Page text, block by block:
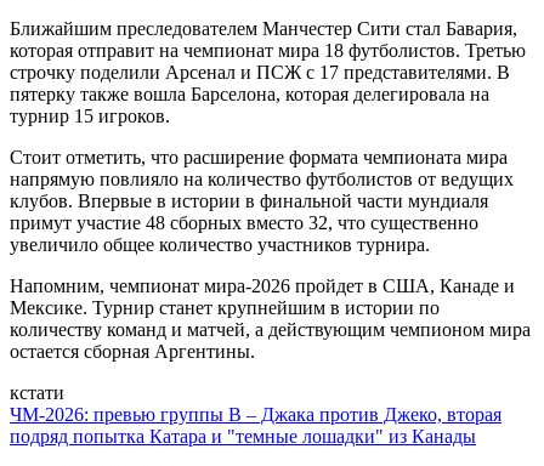
Ближайшим преследователем Манчестер Сити стал Бавария,
которая отправит на чемпионат мира 18 футболистов. Третью
строчку поделили Арсенал и ПСЖ с 17 представителями. В
пятерку также вошла Барселона, которая делегировала на
турнир 15 игроков.
Стоит отметить, что расширение формата чемпионата мира
напрямую повлияло на количество футболистов от ведущих
клубов. Впервые в истории в финальной части мундиаля
примут участие 48 сборных вместо 32, что существенно
увеличило общее количество участников турнира.
Напомним, чемпионат мира-2026 пройдет в США, Канаде и
Мексике. Турнир станет крупнейшим в истории по
количеству команд и матчей, а действующим чемпионом мира
остается сборная Аргентины.
кстати
ЧМ-2026: превью группы B – Джака против Джеко, вторая
подряд попытка Катара и "темные лошадки" из Канады